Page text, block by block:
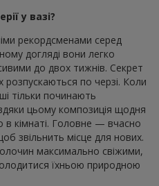
у вазі?
рекордсменами серед
догляді вони легко
до двох тижнів. Секрет
по черзі. Коли
тільки починають
цьому композиція щодня
в кімнаті. Головне — вчасно
звільнить місце для нових.
максимально свіжими,
їхньою природною